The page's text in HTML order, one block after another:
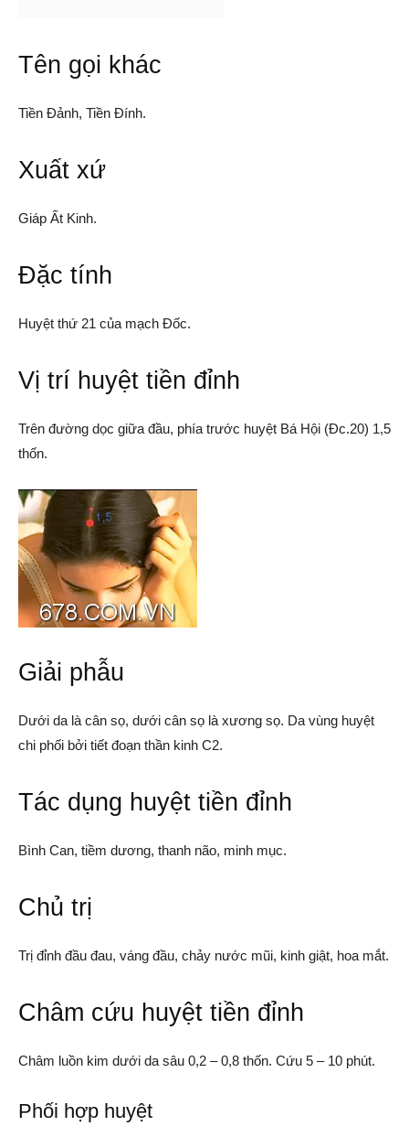
Tên gọi khác
Tiền Đảnh, Tiền Đính.
Xuất xứ
Giáp Ất Kinh.
Đặc tính
Huyệt thứ 21 của mạch Đốc.
Vị trí huyệt tiền đỉnh
Trên đường dọc giữa đầu, phía trước huyệt Bá Hội (Đc.20) 1,5
thốn.
Giải phẫu
Dưới da là cân sọ, dưới cân sọ là xương sọ. Da vùng huyệt
chi phối bởi tiết đoạn thần kinh C2.
Tác dụng huyệt tiền đỉnh
Bình Can, tiềm dương, thanh não, minh mục.
Chủ trị
Trị đỉnh đầu đau, váng đầu, chảy nước mũi, kinh giật, hoa mắt.
Châm cứu huyệt tiền đỉnh
Châm luồn kim dưới da sâu 0,2 – 0,8 thốn. Cứu 5 – 10 phút.
Phối hợp huyệt